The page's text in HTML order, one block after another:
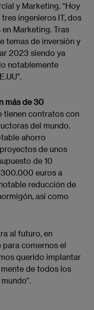
y Marketing. “Hoy
ingenieros IT, dos
Marketing. Tras
temas de inversión y
2023 siendo ya
notablemente
más de 30
tienen contratos con
del mundo.
ahorro
de unos
de 10
euros a
reducción de
así como
al futuro, en
comernos el
querido implantar
de todos los